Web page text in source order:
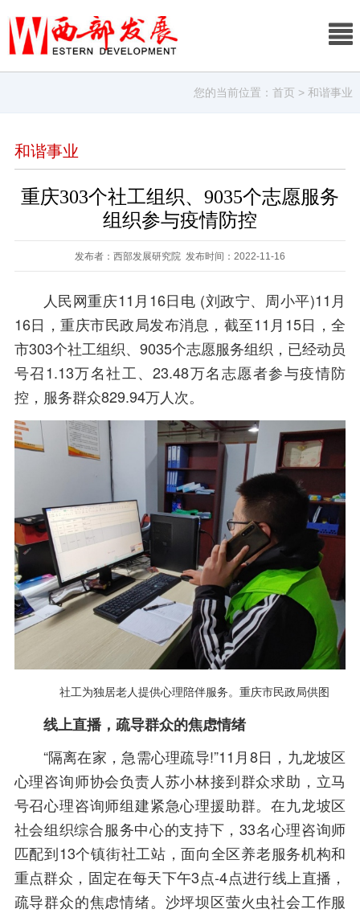
您的当前位置：首页 > 和谐事业
和谐事业
重庆303个社工组织、9035个志愿服务
组织参与疫情防控
发布者：西部发展研究院 发布时间：2022-11-16
人民网重庆11月16日电 (刘政宁、周小平)11月
16日，重庆市民政局发布消息，截至11月15日，全
市303个社工组织、9035个志愿服务组织，已经动员
号召1.13万名社工、23.48万名志愿者参与疫情防
控，服务群众829.94万人次。
社工为独居老人提供心理陪伴服务。重庆市民政局供图
线上直播，疏导群众的焦虑情绪
“隔离在家，急需心理疏导!”11月8日，九龙坡区
心理咨询师协会负责人苏小林接到群众求助，立马
号召心理咨询师组建紧急心理援助群。在九龙坡区
社会组织综合服务中心的支持下，33名心理咨询师
匹配到13个镇街社工站，面向全区养老服务机构和
重点群众，固定在每天下午3点-4点进行线上直播，
疏导群众的焦虑情绪。沙坪坝区萤火虫社会工作服